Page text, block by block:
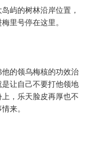
屿的树林沿岸位置，
里号停在这里。
的领乌梅核的功效治
让自己不要打他领地
，乐天脸皮再厚也不
来。